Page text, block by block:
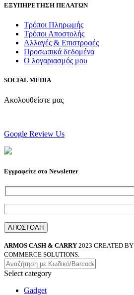
ΕΞΥΠΗΡΕΤΗΣΗ ΠΕΛΑΤΩΝ
Τρόποι Πληρωμής
Τρόποι Αποστολής
Αλλαγές & Επιστροφές
Προσωπικά δεδομένα
Ο λογαριασμός μου
SOCIAL MEDIA
Ακολουθείστε μας
Google Review Us
Εγγραφείτε στο Newsletter
ARMOS CASH & CARRY 2023 CREATED BY
COMMERCE SOLUTIONS.
Select category
Gadget